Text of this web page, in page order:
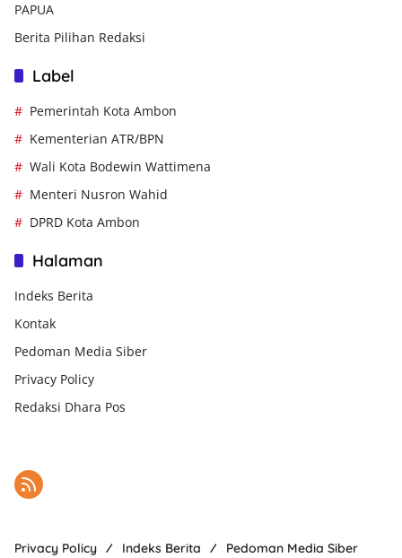
PAPUA
Berita Pilihan Redaksi
Label
Pemerintah Kota Ambon
Kementerian ATR/BPN
Wali Kota Bodewin Wattimena
Menteri Nusron Wahid
DPRD Kota Ambon
Halaman
Indeks Berita
Kontak
Pedoman Media Siber
Privacy Policy
Redaksi Dhara Pos
Privacy Policy Indeks Berita Pedoman Media Siber